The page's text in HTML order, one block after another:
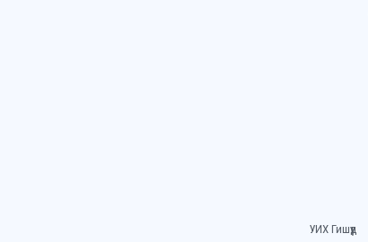
УИХ Гишүүд